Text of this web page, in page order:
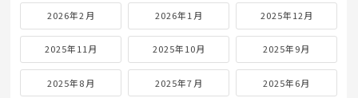
2026年2月 2026年1月 2025年12月
2025年11月 2025年10月 2025年9月
2025年8月 2025年7月 2025年6月